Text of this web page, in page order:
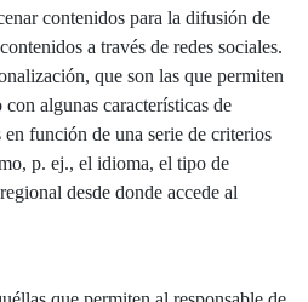
contenidos para la difusión de
a través de redes sociales.
que son las que permiten
algunas características de
función de una serie de criterios
p. ej., el idioma, el tipo de
desde donde accede al